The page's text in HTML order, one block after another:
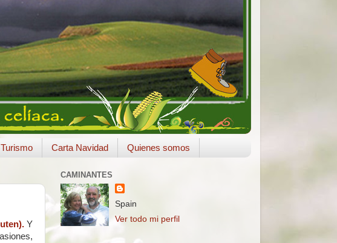
Carta Navidad Quienes somos
Y
CAMINANTES
Spain
Ver todo mi perfil